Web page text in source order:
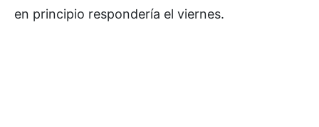
en principio respondería el viernes.